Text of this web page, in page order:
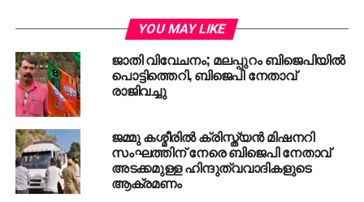
YOU MAY LIKE
ജാതി വിവേചനം; മലപ്പുറം ബിജെപിയില്‍
പൊട്ടിത്തെറി, ബിജെപി നേതാവ്
രാജിവച്ചു
ജമ്മു കശ്മീരില്‍ ക്രിസ്ത്യന്‍ മിഷനറി
സംഘത്തിന് നേരെ ബിജെപി നേതാവ്
അടക്കമുള്ള ഹിന്ദുത്വവാദികളുടെ
ആക്രമണം